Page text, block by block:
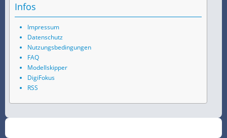
Infos
Impressum
Datenschutz
Nutzungsbedingungen
FAQ
Modellskipper
DigiFokus
RSS